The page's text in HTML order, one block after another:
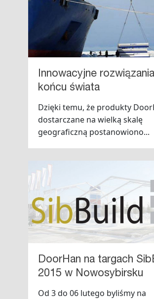
Innowacyjne
końcu świata
Dzięki temu, że produkty
dostarczane na wielką skalę
geograficzną postanowiono...
DoorHan na targach
2015 w Nowosybirsku
Od 3 do 06 lutego byliśmy na